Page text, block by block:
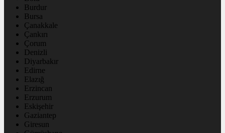
Burdur
Bursa
Çanakkale
Çankırı
Çorum
Denizli
Diyarbakır
Edirne
Elazığ
Erzincan
Erzurum
Eskişehir
Gaziantep
Giresun